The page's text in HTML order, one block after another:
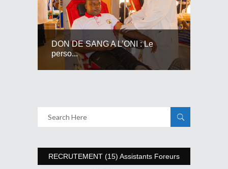
DON DE SANG A L’ONI : Le
perso...
RECRUTEMENT (15) Assistants Foreurs